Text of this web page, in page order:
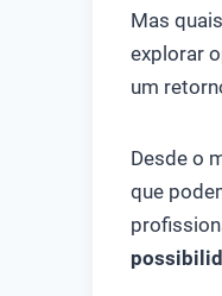
Mas
explorar
um
Desde o
que